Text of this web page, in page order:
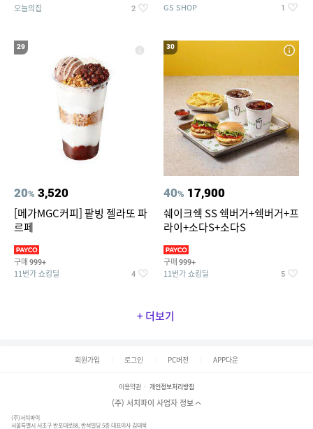
오늘의집 2 GS SHOP 1
29
20% 3,520
[메가MGC커피] 팥빙 젤라또 파
르페
구매 999+
11번가 쇼킹딜 4
30
40% 17,900
쉐이크쉑 SS 쉑버거+쉑버거+프
라이+소다S+소다S
구매 999+
11번가 쇼킹딜 5
+ 더보기
회원가입 로그인 PC버전 APP다운
이용약관 개인정보처리방침
(주) 서치파이 사업자 정보
(주)서치파이
서울특별시 서초구 반포대로88, 반석빌딩 5층 대표이사 김태묵